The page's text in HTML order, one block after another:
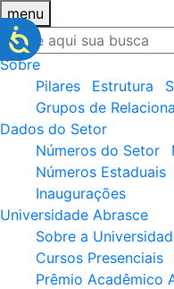
menu
Sobre
Pilares
Estrutura
Grupos de
Dados do Setor
Números do Setor
Números Estaduais
Inaugurações
Universidade Abrasce
Sobre a
Cursos Presenciais
Prêmio Acadêmico